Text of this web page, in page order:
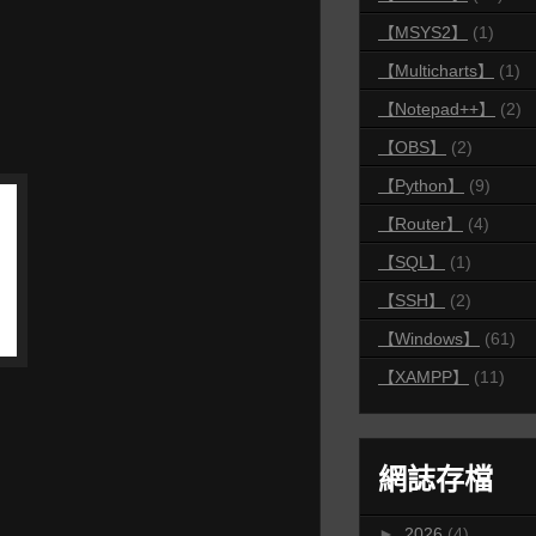
【MSYS2】
(1)
【Multicharts】
(1)
【Notepad++】
(2)
【OBS】
(2)
【Python】
(9)
【Router】
(4)
【SQL】
(1)
【SSH】
(2)
【Windows】
(61)
【XAMPP】
(11)
網誌存檔